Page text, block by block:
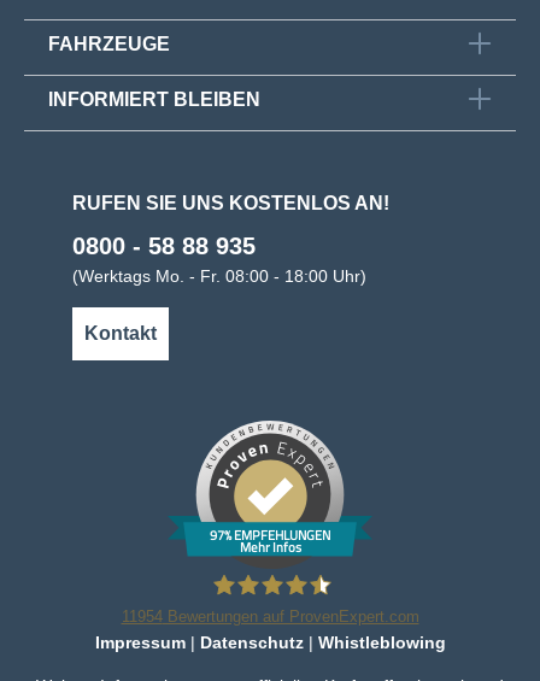
FAHRZEUGE
INFORMIERT BLEIBEN
RUFEN SIE UNS KOSTENLOS AN!
0800 - 58 88 935
(Werktags Mo. - Fr. 08:00 - 18:00 Uhr)
Kontakt
97% EMPFEHLUNGEN
Mehr Infos
Bleker Gruppe
11954Bewertungen auf ProvenExpert.com
Impressum| Datenschutz| Whistleblowing